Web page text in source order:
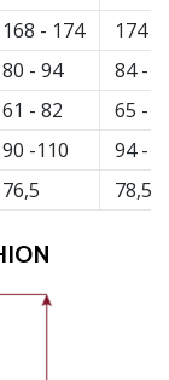
168 - 174
80 - 94
61 - 82
90 -110
76,5
174 -
84 -
65 -
94 -
78,5